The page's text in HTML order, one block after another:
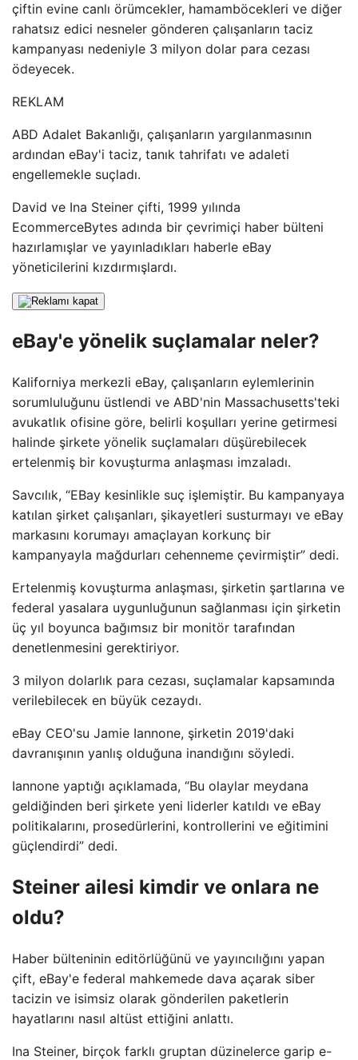
çiftin evine canlı örümcekler, hamamböcekleri ve diğer
rahatsız edici nesneler gönderen çalışanların taciz
kampanyası nedeniyle 3 milyon dolar para cezası
ödeyecek.
REKLAM
ABD Adalet Bakanlığı, çalışanların yargılanmasının
ardından eBay'i taciz, tanık tahrifatı ve adaleti
engellemekle suçladı.
David ve Ina Steiner çifti, 1999 yılında
EcommerceBytes adında bir çevrimiçi haber bülteni
hazırlamışlar ve yayınladıkları haberle eBay
yöneticilerini kızdırmışlardı.
eBay'e yönelik suçlamalar neler?
Kaliforniya merkezli eBay, çalışanların eylemlerinin
sorumluluğunu üstlendi ve ABD'nin Massachusetts'teki
avukatlık ofisine göre, belirli koşulları yerine getirmesi
halinde şirkete yönelik suçlamaları düşürebilecek
ertelenmiş bir kovuşturma anlaşması imzaladı.
Savcılık, “EBay kesinlikle suç işlemiştir. Bu kampanyaya
katılan şirket çalışanları, şikayetleri susturmayı ve eBay
markasını korumayı amaçlayan korkunç bir
kampanyayla mağdurları cehenneme çevirmiştir” dedi.
Ertelenmiş kovuşturma anlaşması, şirketin şartlarına ve
federal yasalara uygunluğunun sağlanması için şirketin
üç yıl boyunca bağımsız bir monitör tarafından
denetlenmesini gerektiriyor.
3 milyon dolarlık para cezası, suçlamalar kapsamında
verilebilecek en büyük cezaydı.
eBay CEO'su Jamie Iannone, şirketin 2019'daki
davranışının yanlış olduğuna inandığını söyledi.
Iannone yaptığı açıklamada, “Bu olaylar meydana
geldiğinden beri şirkete yeni liderler katıldı ve eBay
politikalarını, prosedürlerini, kontrollerini ve eğitimini
güçlendirdi” dedi.
Steiner ailesi kimdir ve onlara ne
oldu?
Haber bülteninin editörlüğünü ve yayıncılığını yapan
çift, eBay'e federal mahkemede dava açarak siber
tacizin ve isimsiz olarak gönderilen paketlerin
hayatlarını nasıl altüst ettiğini anlattı.
Ina Steiner, birçok farklı gruptan düzinelerce garip e-